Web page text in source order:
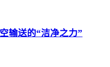
输送的“洁净之力”